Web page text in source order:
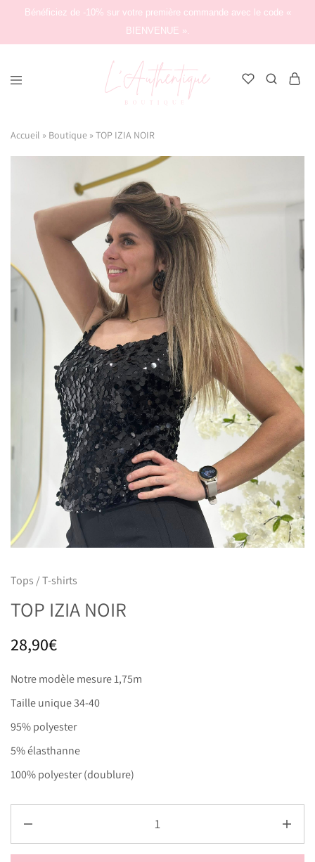
Bénéficiez de -10% sur votre première commande avec le code «
BIENVENUE ».
Accueil » Boutique »TOP IZIA NOIR
Tops / T-shirts
TOP IZIA NOIR
28,90€
Notre modèle mesure 1,75m
Taille unique 34-40
95% polyester
5% élasthanne
100% polyester (doublure)